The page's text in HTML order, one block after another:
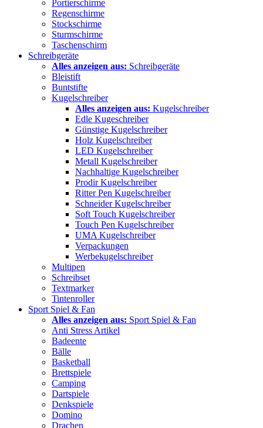
Portierschirme
Regenschirme
Stockschirme
Sturmschirme
Taschenschirm
Schreibgeräte
Alles anzeigen aus: Schreibgeräte
Bleistift
Buntstifte
Kugelschreiber
Alles anzeigen aus: Kugelschreiber
Edle Kugeschreiber
Günstige Kugelschreiber
Holz Kugelschreiber
LED Kugelschreiber
Metall Kugelschreiber
Nachhaltige Kugelschreiber
Prodir Kugelschreiber
Ritter Pen Kugelschreiber
Schneider Kugelschreiber
Soft Touch Kugelschreiber
Touch Pen Kugelschreiber
UMA Kugelschreiber
Verpackungen
Werbekugelschreiber
Multipen
Schreibset
Textmarker
Tintenroller
Sport Spiel & Fan
Alles anzeigen aus: Sport Spiel & Fan
Anti Stress Artikel
Badeente
Bälle
Basketball
Brettspiele
Camping
Dartspiele
Denkspiele
Domino
Drachen